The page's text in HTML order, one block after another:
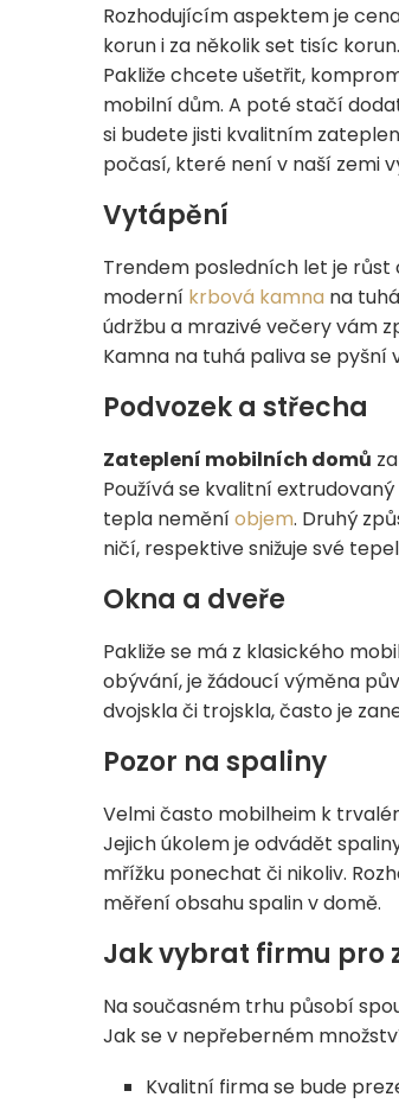
Rozhodujícím aspektem je
korun i za několik set tisíc
Pakliže chcete ušetřit,
mobilní dům. A poté stačí
si budete jisti kvalitním
počasí, které není v naší zemi
Vytápění
Trendem posledních let je
moderní krbová kamna na
údržbu a mrazivé večery vám
Kamna na tuhá paliva se
Podvozek a střecha
Zateplení mobilních domů
Používá se kvalitní
tepla neměníobjem. Druhý
ničí, respektive snižuje své
Okna a dveře
Pakliže se má z klasického
obývání, je žádoucí výměna
dvojskla či trojskla, často je
Pozor na spaliny
Velmi často mobilheim k
Jejich úkolem je odvádět
mřížku ponechat či nikoliv.
měření obsahu spalin v domě.
Jak vybrat firmu pro
Na současném trhu působí
Jak se v nepřeberném
Kvalitní firma se bude